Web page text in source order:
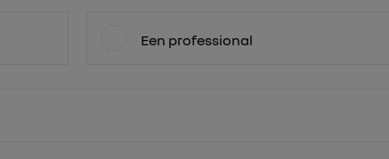
Een professional